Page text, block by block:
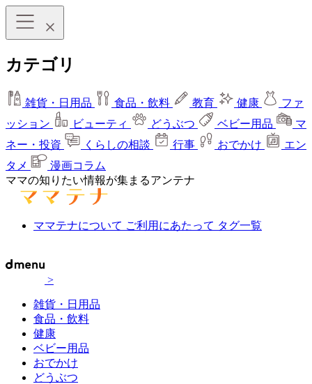
カテゴリ
雑貨・日用品 食品・飲料 教育 健康
ファ
ッション
ビューティ どうぶつ ベビー用品
マ
ネー・投資
くらしの相談 行事 おでかけ
エン
タメ
漫画コラム
ママの知りたい情報が集まるアンテナ
ママテナについて ご利用にあたって タグ一覧
>
雑貨・日用品
食品・飲料
健康
ベビー用品
おでかけ
どうぶつ